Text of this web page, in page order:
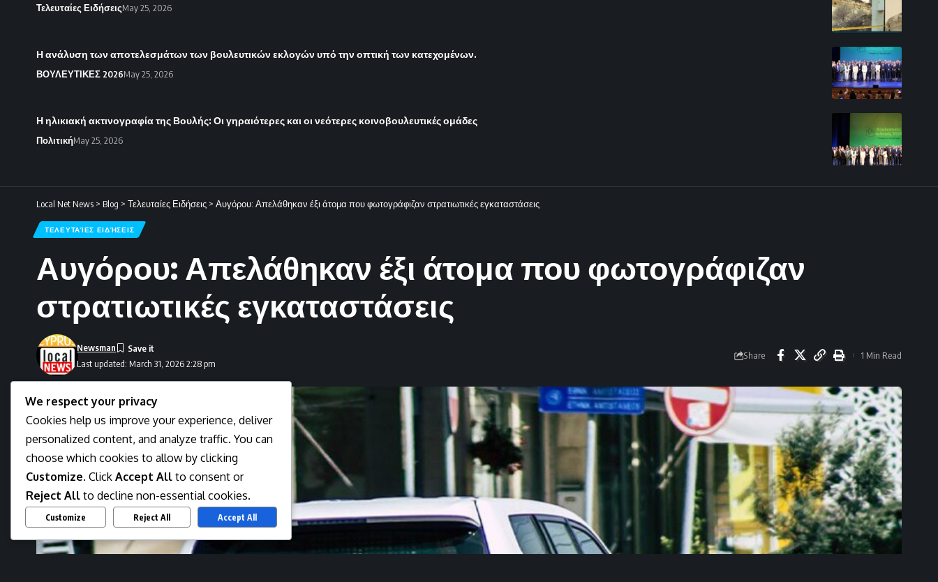
Τελευταίες ΕιδήσειςMay 25, 2026
Η ανάλυση των αποτελεσμάτων των βουλευτικών εκλογών υπό την οπτική των κατεχομένων.
ΒΟΥΛΕΥΤΙΚΕΣ 2026May 25, 2026
Η ηλικιακή ακτινογραφία της Βουλής: Οι γηραιότερες και οι νεότερες κοινοβουλευτικές ομάδες
ΠολιτικήMay 25, 2026
Local Net News > Blog > Τελευταίες Ειδήσεις > Αυγόρου: Απελάθηκαν έξι άτομα που φωτογράφιζαν στρατιωτικές εγκαταστάσεις
ΤΕΛΕΥΤΑΊΕΣ ΕΙΔΉΣΕΙΣ
Αυγόρου: Απελάθηκαν έξι άτομα που φωτογράφιζαν
στρατιωτικές εγκαταστάσεις
Last updated: March 31, 2026 2:28 pm
Newsman
Share 1 Min Read
We respect your privacy
Cookies help us improve your experience, deliver
personalized content, and analyze traffic. You can
choose which cookies to allow by clicking
Customize. Click Accept All to consent or
Reject All to decline non-essential cookies.
Customize Reject All Accept All